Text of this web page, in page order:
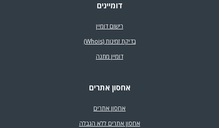
דומיינים
רישום דומיין
בדיקת זמינות (Whois)
דומיין מתנה
אחסון אתרים
אחסון אתרים
אחסון אתרים ללא הגבלה